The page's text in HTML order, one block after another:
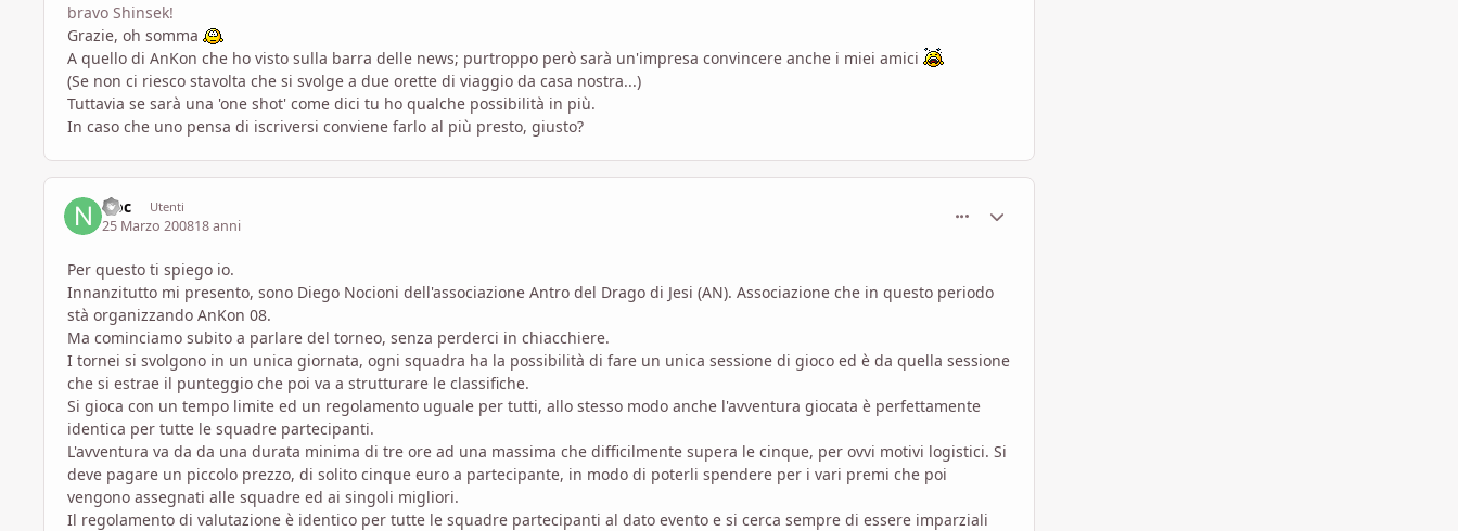
bravo Shinsek!
Grazie, oh somma
A quello di AnKon che ho visto sulla barra delle news; purtroppo però sarà un'impresa convincere anche i miei amici
(Se non ci riesco stavolta che si svolge a due orette di viaggio da casa nostra...)
Tuttavia se sarà una 'one shot' come dici tu ho qualche possibilità in più.
In caso che uno pensa di iscriversi conviene farlo al più presto, giusto?
Noc Utenti
25 Marzo 200818 anni
Per questo ti spiego io.
Innanzitutto mi presento, sono Diego Nocioni dell'associazione Antro del Drago di Jesi (AN). Associazione che in questo periodo
stà organizzando AnKon 08.
Ma cominciamo subito a parlare del torneo, senza perderci in chiacchiere.
I tornei si svolgono in un unica giornata, ogni squadra ha la possibilità di fare un unica sessione di gioco ed è da quella sessione
che si estrae il punteggio che poi va a strutturare le classifiche.
Si gioca con un tempo limite ed un regolamento uguale per tutti, allo stesso modo anche l'avventura giocata è perfettamente
identica per tutte le squadre partecipanti.
L'avventura va da da una durata minima di tre ore ad una massima che difficilmente supera le cinque, per ovvi motivi logistici. Si
deve pagare un piccolo prezzo, di solito cinque euro a partecipante, in modo di poterli spendere per i vari premi che poi
vengono assegnati alle squadre ed ai singoli migliori.
Il regolamento di valutazione è identico per tutte le squadre partecipanti al dato evento e si cerca sempre di essere imparziali